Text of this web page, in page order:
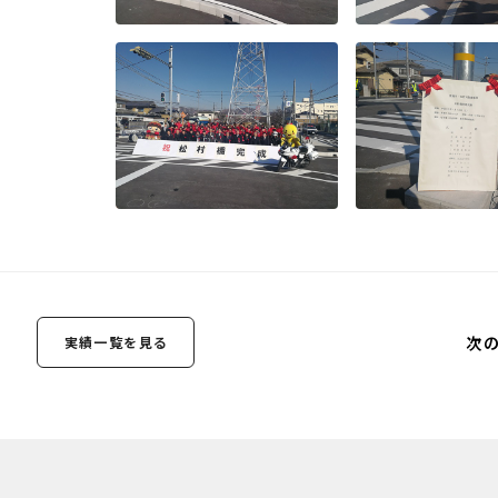
実績一覧を見る 次